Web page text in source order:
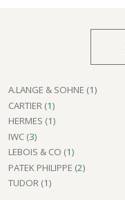
A.LANGE & SOHNE (1)
CARTIER (1)
HERMES (1)
IWC (3)
LEBOIS & CO (1)
PATEK PHILIPPE (2)
TUDOR (1)